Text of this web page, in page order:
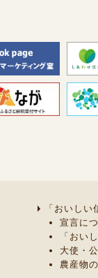
「おいし
宣言に
「おい
大使・
農産物